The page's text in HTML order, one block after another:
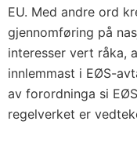
EU. Med andre ord
gjennomføring på
interesser vert råka,
innlemmast i EØS-
av forordninga si
regelverket er